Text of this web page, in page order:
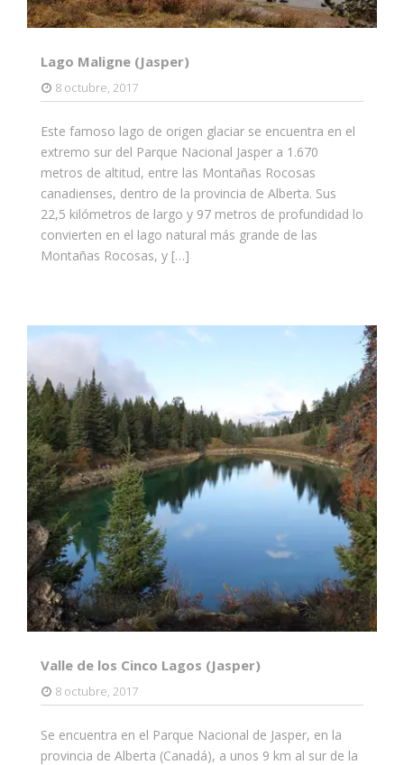
Lago Maligne (Jasper)
8 octubre, 2017
Este famoso lago de origen glaciar se encuentra en el
extremo sur del Parque Nacional Jasper a 1.670
metros de altitud, entre las Montañas Rocosas
canadienses, dentro de la provincia de Alberta. Sus
22,5 kilómetros de largo y 97 metros de profundidad lo
convierten en el lago natural más grande de las
Montañas Rocosas, y […]
Valle de los Cinco Lagos (Jasper)
8 octubre, 2017
Se encuentra en el Parque Nacional de Jasper, en la
provincia de Alberta (Canadá), a unos 9 km al sur de la